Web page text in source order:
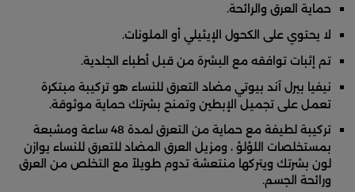
حماية العرق والرائحة.
لا يحتوي على الكحول الإيثيلي أو الملونات.
تم إثبات توافقه مع البشرة من قبل أطباء الجلدية.
نيفيا بيرل آند بيوتي مضاد التعرق للنساء هو تركيبة مبتكرة
تعمل على تجميل الإبطين وتمنح بشرتك حماية موثوقة.
تركيبة لطيفة مع حماية من التعرق لمدة 48 ساعة ومشبعة
بمستخلصات اللؤلؤ ، ومزيل العرق المضاد للتعرق للنساء يوازن
لون بشرتك ويتركها منتعشة تدوم طويلاً مع التخلص من العرق
ورائحة الجسم.